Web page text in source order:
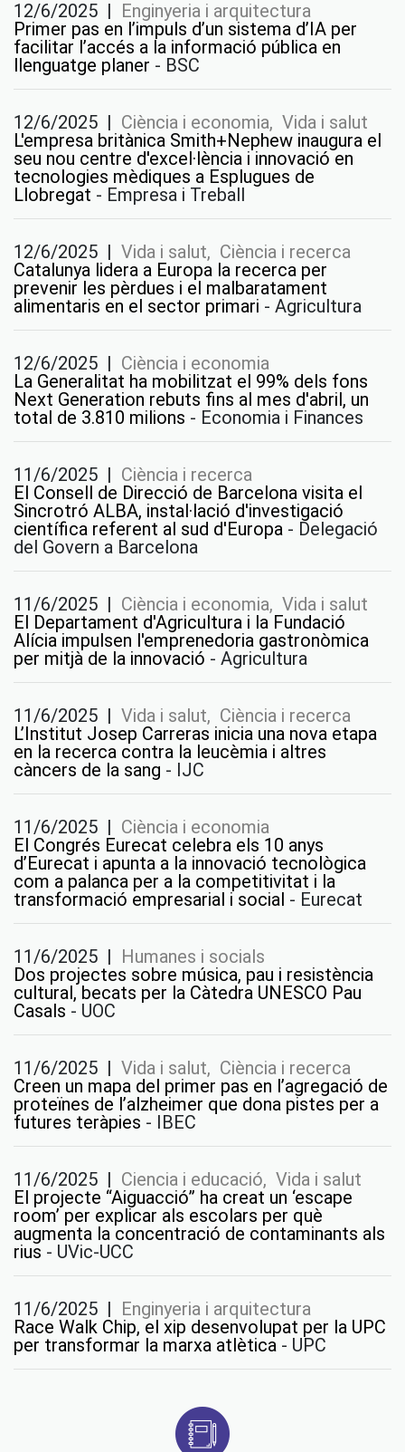
12/6/2025 | Enginyeria i arquitectura
Primer pas en l’impuls d’un sistema d’IA per
facilitar l’accés a la informació pública en
llenguatge planer - BSC
12/6/2025 | Ciència i economia, Vida i salut
L'empresa britànica Smith+Nephew inaugura el
seu nou centre d'excel·lència i innovació en
tecnologies mèdiques a Esplugues de
Llobregat - Empresa i Treball
12/6/2025 | Vida i salut, Ciència i recerca
Catalunya lidera a Europa la recerca per
prevenir les pèrdues i el malbaratament
alimentaris en el sector primari - Agricultura
12/6/2025 | Ciència i economia
La Generalitat ha mobilitzat el 99% dels fons
Next Generation rebuts fins al mes d'abril, un
total de 3.810 milions - Economia i Finances
11/6/2025 | Ciència i recerca
El Consell de Direcció de Barcelona visita el
Sincrotró ALBA, instal·lació d'investigació
científica referent al sud d'Europa - Delegació
del Govern a Barcelona
11/6/2025 | Ciència i economia, Vida i salut
El Departament d'Agricultura i la Fundació
Alícia impulsen l'emprenedoria gastronòmica
per mitjà de la innovació - Agricultura
11/6/2025 | Vida i salut, Ciència i recerca
L’Institut Josep Carreras inicia una nova etapa
en la recerca contra la leucèmia i altres
càncers de la sang - IJC
11/6/2025 | Ciència i economia
El Congrés Eurecat celebra els 10 anys
d’Eurecat i apunta a la innovació tecnològica
com a palanca per a la competitivitat i la
transformació empresarial i social - Eurecat
11/6/2025 | Humanes i socials
Dos projectes sobre música, pau i resistència
cultural, becats per la Càtedra UNESCO Pau
Casals - UOC
11/6/2025 | Vida i salut, Ciència i recerca
Creen un mapa del primer pas en l’agregació de
proteïnes de l’alzheimer que dona pistes per a
futures teràpies - IBEC
11/6/2025 | Ciencia i educació, Vida i salut
El projecte “Aiguacció” ha creat un ‘escape
room’ per explicar als escolars per què
augmenta la concentració de contaminants als
rius - UVic-UCC
11/6/2025 | Enginyeria i arquitectura
Race Walk Chip, el xip desenvolupat per la UPC
per transformar la marxa atlètica - UPC